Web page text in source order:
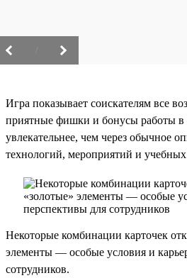
Игра показывает соискателям все
приятные фишки и бонусы работы
увлекательнее, чем через обычное
технологий, мероприятий и
Некоторые комбинации карточек
элементы — особые условия и
сотрудников.